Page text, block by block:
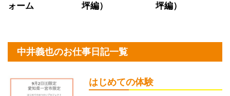
ォーム
坪編）
坪編）
中井義也のお仕事日記一覧
はじめての体験